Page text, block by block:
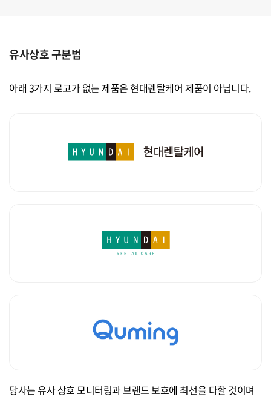
유사상호 구분법
아래 3가지 로고가 없는 제품은 현대렌탈케어 제품이 아닙니다.
당사는 유사 상호 모니터링과 브랜드 보호에 최선을 다할 것이며